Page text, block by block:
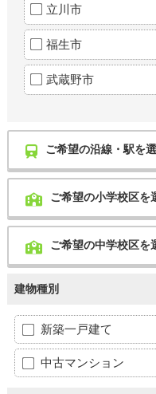
立川市
福生市
武蔵野市
ご希望の沿線・駅を
ご希望の小学校区を
ご希望の中学校区を
建物種別
新築一戸建て
中古マンション